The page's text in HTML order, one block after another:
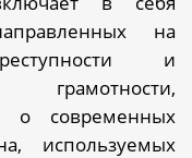
на
и
о современных
используемых